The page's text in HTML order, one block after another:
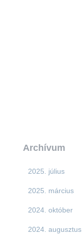
Archívum
2025. július
2025. március
2024. október
2024. augusztus